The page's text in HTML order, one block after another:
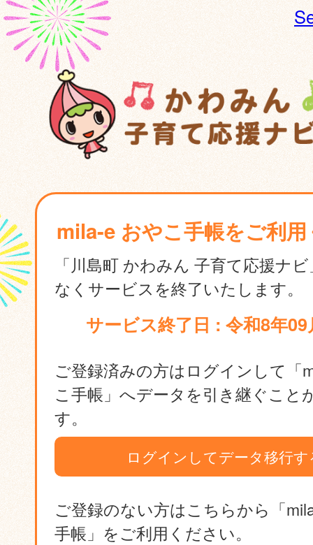
mila-e おやこ手帳をご利
「川島町 かわみん 子育て応援ナ
なくサービスを終了いたします。
サービス終了日 : 令和8年09
ご登録済みの方はログインして「
こ手帳」へデータを引き継ぐこと
す。
ログインしてデータ移行す
ご登録のない方はこちらから「
手帳」をご利用ください。